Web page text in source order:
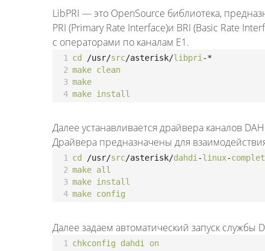
LibPRI — это OpenSource библиотека,
PRI (Primary Rate Interface)и BRI (Basic Rate
с операторами по каналам Е1.
1 cd /usr/src/asterisk/libpri -*
2 make clean
3 make
4 make install
Далее устанавливается драйвера каналов
Драйвера предназначены для
1 cd /usr/src/asterisk/dahdi -linux-
2 make all
3 make install
4 make config
Далее задаем автоматический запуск службы
1 chkconfig dahdi
on